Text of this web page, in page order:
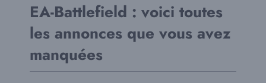
EA-Battlefield : voici toutes
les annonces que vous avez
manquées